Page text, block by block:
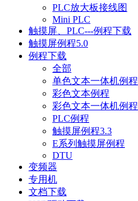
PLC放大板接线图
Mini PLC
触摸屏、PLC---例程下载
触摸屏例程5.0
例程下载
全部
单色文本一体机例程
彩色文本例程
彩色文本一体机例程
PLC例程
触摸屏例程3.3
E系列触摸屏例程
DTU
变频器
专用机
文档下载